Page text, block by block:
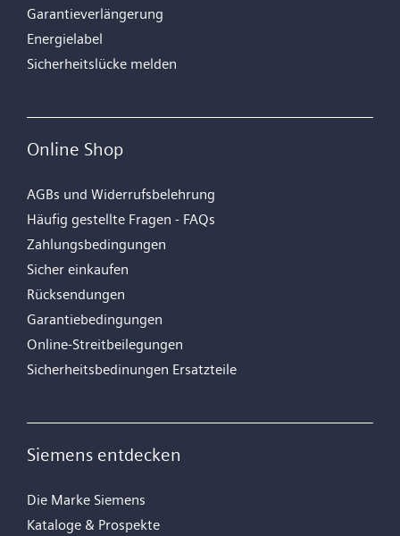
Garantieverlängerung
Energielabel
Sicherheitslücke melden
Online Shop
AGBs und Widerrufsbelehrung
Häufig gestellte Fragen - FAQs
Zahlungsbedingungen
Sicher einkaufen
Rücksendungen
Garantiebedingungen
Online-Streitbeilegungen
Sicherheitsbedinungen Ersatzteile
Siemens entdecken
Die Marke Siemens
Kataloge & Prospekte